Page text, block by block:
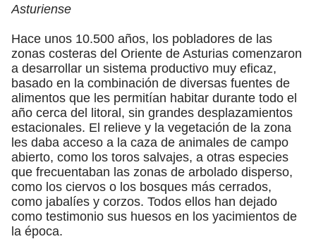
Asturiense
Hace unos 10.500 años, los pobladores de las
zonas costeras del Oriente de Asturias comenzaron
a desarrollar un sistema productivo muy eficaz,
basado en la combinación de diversas fuentes de
alimentos que les permitían habitar durante todo el
año cerca del litoral, sin grandes desplazamientos
estacionales. El relieve y la vegetación de la zona
les daba acceso a la caza de animales de campo
abierto, como los toros salvajes, a otras especies
que frecuentaban las zonas de arbolado disperso,
como los ciervos o los bosques más cerrados,
como jabalíes y corzos. Todos ellos han dejado
como testimonio sus huesos en los yacimientos de
la época.